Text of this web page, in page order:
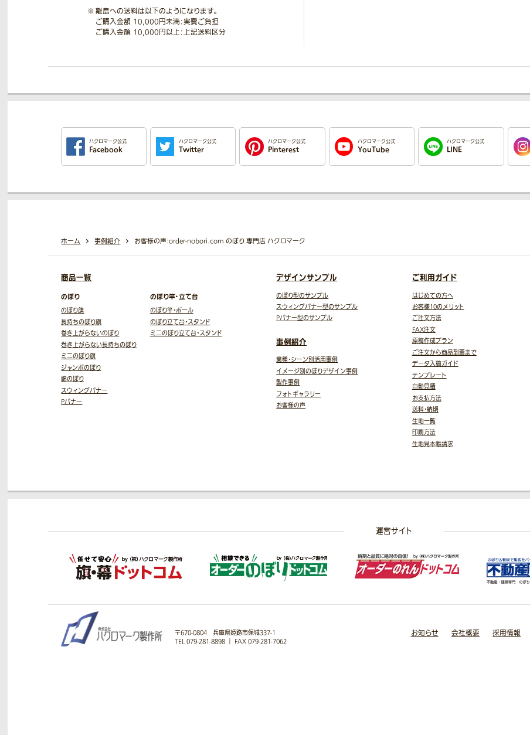
離島への送料は以下のようになります。
ご購入金額 10,000円未満：実費ご負担
ご購入金額 10,000円以上：上記送料区分
ハクロマーク公式
Facebook
ハクロマーク公式
Twitter
ハクロマーク公式
Pinterest
ハクロマーク公式
YouTube
ハクロマーク公式
LINE
ホーム 事例紹介 お客様の声:order-nobori.com のぼり 専門店 ハクロマーク
商品一覧
のぼり
のぼり旗
長持ちのぼり旗
巻き上がらないのぼり
巻き上がらない長持ちのぼり
ミニのぼり旗
ジャンボのぼり
綿のぼり
スウィングバナー
Pバナー
のぼり竿・立て台
のぼり竿・ポール
のぼり立て台・スタンド
ミニのぼり立て台・スタンド
デザインサンプル
のぼり型のサンプル
スウィングバナー型のサンプル
Pバナー型のサンプル
事例紹介
業種・シーン別活用事例
イメージ別のぼりデザイン事例
製作事例
フォトギャラリー
お客様の声
ご利用ガイド
はじめての方へ
お客様10のメリット
ご注文方法
FAX注文
原稿作成プラン
ご注文から商品到着まで
データ入稿ガイド
テンプレート
自動見積
お支払方法
送料・納期
生地一覧
印刷方法
生地見本帳請求
運営サイト
〒670-0804 兵庫県姫路市保城337-1
TEL 079-281-8898
FAX 079-281-7062
お知らせ 会社概要 採用情報